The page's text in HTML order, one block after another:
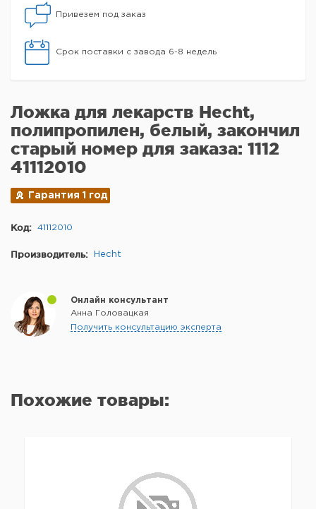
Привезем под заказ
Срок поставки с завода 6-8 недель
Ложка для лекарств Hecht,
полипропилен, белый, закончил
старый номер для заказа: 1112
41112010
Гарантия 1 год
Код: 41112010
Производитель: Hecht
Онлайн консультант
Анна Головацкая
Получить консультацию эксперта
Похожие товары: